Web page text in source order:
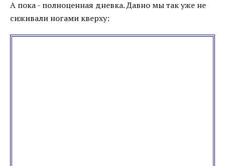
А пока - полноценная дневка. Давно мы так уже не
сиживали ногами кверху: